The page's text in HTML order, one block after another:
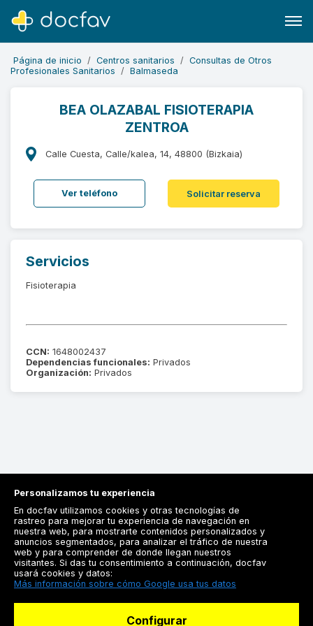
Buscar
Software para clínicas
Soporte
¿Eres un doctor?
Página de inicio Centros sanitarios
Consultas de Otros
Profesionales Sanitarios
Balmaseda
BEA OLAZABAL FISIOTERAPIA
ZENTROA
Calle Cuesta, Calle/kalea, 14, 48800 (Bizkaia)
Ver teléfono Solicitar reserva
Servicios
Fisioterapia
CCN: 1648002437
Dependencias funcionales: Privados
Organización: Privados
Registrarse
Docfav
Personalizamos tu experiencia
En docfav utilizamos cookies y otras tecnologías de
rastreo para mejorar tu experiencia de navegación en
nuestra web, para mostrarte contenidos personalizados y
anuncios segmentados, para analizar el tráfico de nuestra
web y para comprender de donde llegan nuestros
visitantes. Si das tu consentimiento a continuación, docfav
usará cookies y datos:
Más información sobre cómo Google usa tus datos
Configurar